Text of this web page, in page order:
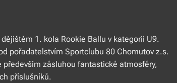
1. kola Rookie Ballu v kategorii U9.
pořadatelstvím Sportclubu 80 Chomutov z.s.
především zásluhou fantastické atmosféry,
příslušníků.